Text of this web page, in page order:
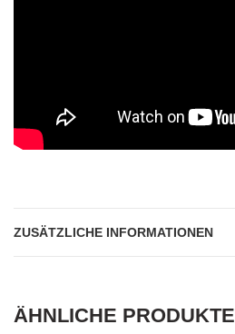
ZUSÄTZLICHE INFORMATIONEN
ÄHNLICHE PRODUKTE